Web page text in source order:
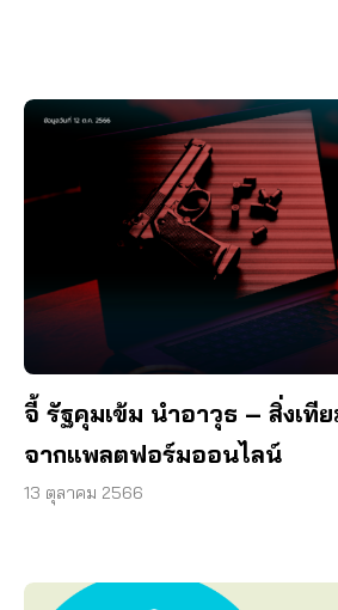
จี้ รัฐคุมเข้ม นำอาวุธ – สิ่งเที
จากแพลตฟอร์มออนไลน์
13 ตุลาคม 2566